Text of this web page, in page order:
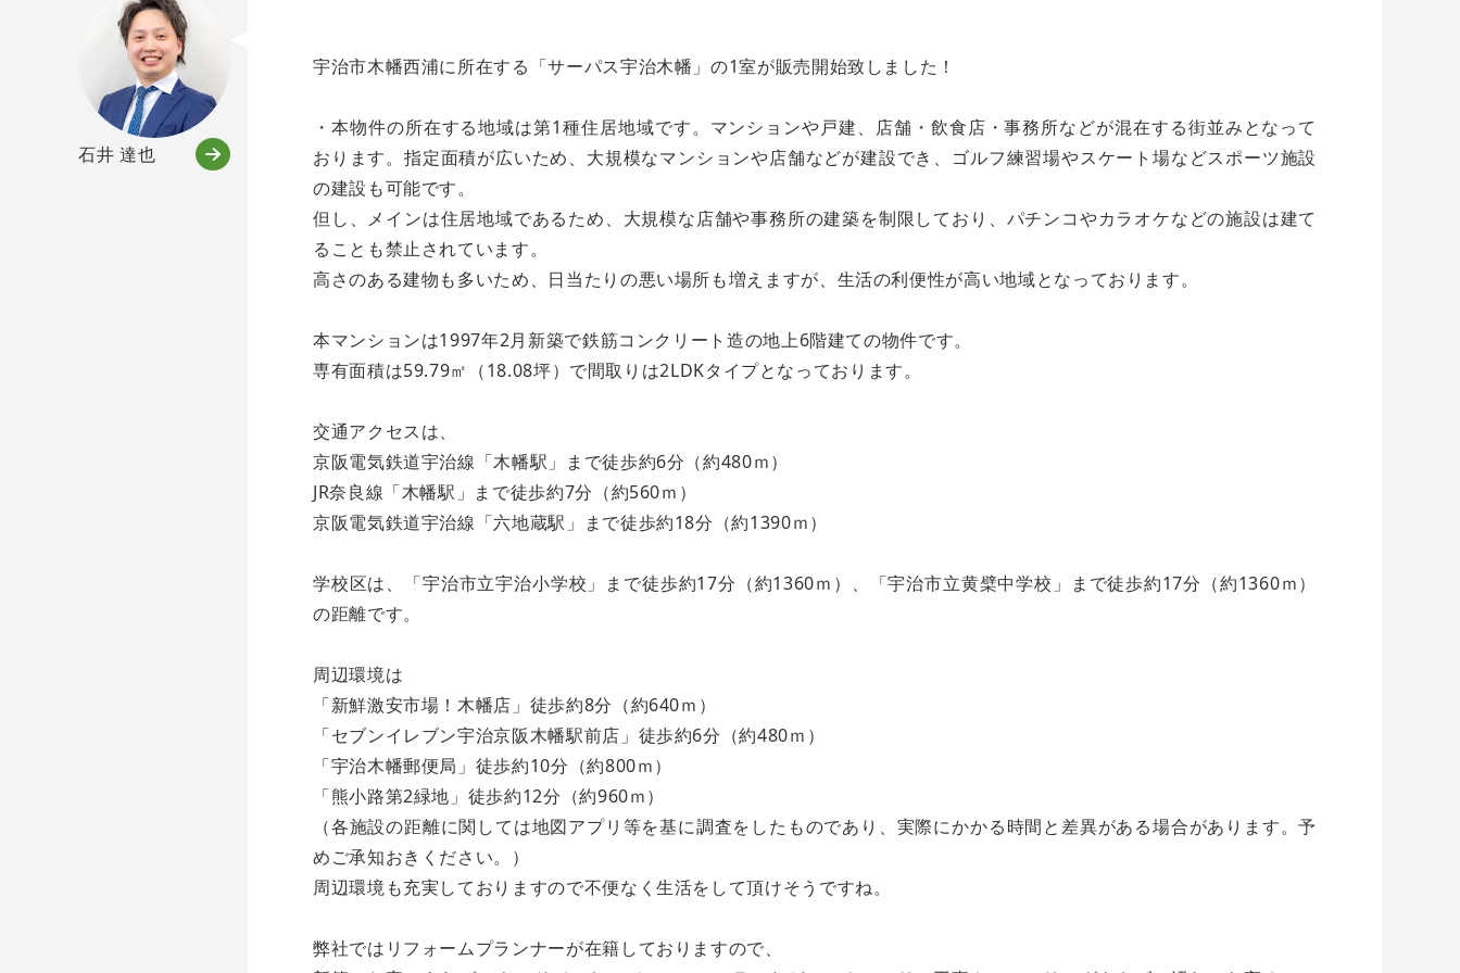
石井 達也
宇治市木幡西浦に所在する「サーパス宇治木幡」の1室が販売開始致しました！
・本物件の所在する地域は第1種住居地域です。マンションや戸建、店舗・飲食店・事務所などが混在する街並みとなって
おります。指定面積が広いため、大規模なマンションや店舗などが建設でき、ゴルフ練習場やスケート場などスポーツ施設
の建設も可能です。
但し、メインは住居地域であるため、大規模な店舗や事務所の建築を制限しており、パチンコやカラオケなどの施設は建て
ることも禁止されています。
高さのある建物も多いため、日当たりの悪い場所も増えますが、生活の利便性が高い地域となっております。
本マンションは1997年2月新築で鉄筋コンクリート造の地上6階建ての物件です。
専有面積は59.79㎡（18.08坪）で間取りは2LDKタイプとなっております。
交通アクセスは、
京阪電気鉄道宇治線「木幡駅」まで徒歩約6分（約480ｍ）
JR奈良線「木幡駅」まで徒歩約7分（約560ｍ）
京阪電気鉄道宇治線「六地蔵駅」まで徒歩約18分（約1390ｍ）
学校区は、「宇治市立宇治小学校」まで徒歩約17分（約1360ｍ）、「宇治市立黄檗中学校」まで徒歩約17分（約1360ｍ）
の距離です。
周辺環境は
「新鮮激安市場！木幡店」徒歩約8分（約640ｍ）
「セブンイレブン宇治京阪木幡駅前店」徒歩約6分（約480ｍ）
「宇治木幡郵便局」徒歩約10分（約800ｍ）
「熊小路第2緑地」徒歩約12分（約960ｍ）
（各施設の距離に関しては地図アプリ等を基に調査をしたものであり、実際にかかる時間と差異がある場合があります。予
めご承知おきください。）
周辺環境も充実しておりますので不便なく生活をして頂けそうですね。
弊社ではリフォームプランナーが在籍しておりますので、